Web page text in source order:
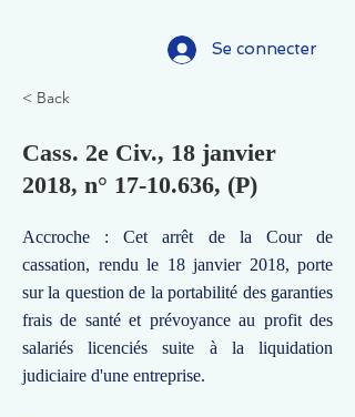
Se connecter
< Back
Cass. 2e Civ., 18 janvier
2018, n° 17-10.636, (P)
Accroche : Cet arrêt de la Cour de
cassation, rendu le 18 janvier 2018, porte
sur la question de la portabilité des garanties
frais de santé et prévoyance au profit des
salariés licenciés suite à la liquidation
judiciaire d'une entreprise.